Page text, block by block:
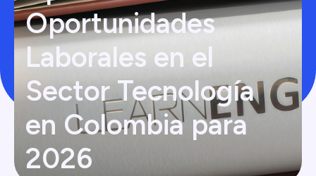
Oportunidades
Laborales en el
Sector Tecnología
en Colombia para
2026